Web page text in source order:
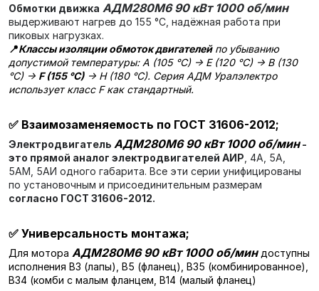
Обмотки движка АДМ280М6 90 кВт 1000 об/мин
выдерживают нагрев до 155 °C, надёжная работа при
пиковых нагрузках.
📍Классы изоляции обмоток двигателейпо убыванию
допустимой температуры: A (105 °C) → E (120 °C) → B (130
°C) → F (155 °C)→ H (180 °C). Серия АДМ Уралэлектро
использует класс F как стандартный.
✅ Взаимозаменяемость по ГОСТ 31606-2012;
Электродвигатель АДМ280М6 90 кВт 1000 об/мин-
это прямой аналог электродвигателей АИР , 4А, 5А,
5АМ, 5АИ одного габарита. Все эти серии унифицированы
по установочным и присоединительным размерам
согласно ГОСТ 31606-2012.
✅ Универсальность монтажа;
Для мотора АДМ280М6 90 кВт 1000 об/миндоступны
исполнения В3 (лапы), В5 (фланец), В35 (комбинированное),
В34 (комби с малым фланцем, В14 (малый фланец)